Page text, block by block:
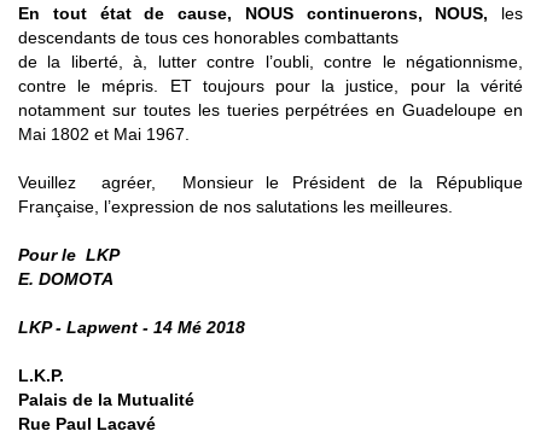
En tout état de cause, NOUS continuerons, NOUS, les
descendants de tous ces honorables combattants
de la liberté, à, lutter contre l’oubli, contre le négationnisme,
contre le mépris. ET toujours pour la justice, pour la vérité
notamment sur toutes les tueries perpétrées en Guadeloupe en
Mai 1802 et Mai 1967.
Veuillez agréer, Monsieur le Président de la République
Française, l’expression de nos salutations les meilleures.
Pour le LKP
E. DOMOTA
LKP - Lapwent - 14 Mé 2018
L.K.P.
Palais de la Mutualité
Rue Paul Lacavé